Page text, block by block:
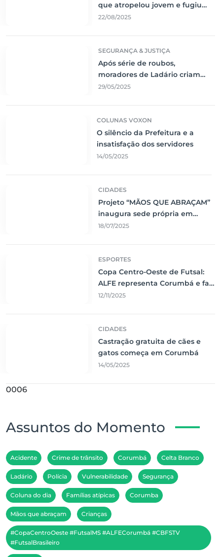
que atropelou jovem e fugiu
sem prestar socorro
22/08/2025
SEGURANÇA & JUSTIÇA
Após série de roubos,
moradores de Ladário criam
rede de segurança comunitária
29/05/2025
COLUNAS VOXON
O silêncio da Prefeitura e a
insatisfação dos servidores
14/05/2025
CIDADES
Projeto “MÃOS QUE ABRAÇAM”
inaugura sede própria em
Corumbá
18/07/2025
ESPORTES
Copa Centro-Oeste de Futsal:
ALFE representa Corumbá e faz
jogo emocionante contra o Vila
12/11/2025
CIDADES
Castração gratuita de cães e
gatos começa em Corumbá
14/05/2025
0006
Assuntos do Momento
Acidente Crime de trânsito Corumbá Celta Branco
Ladário Polícia Vulnerabilidade Segurança
Coluna do dia Famílias atípicas Corumba
Mãos que abraçam Crianças
#CopaCentroOeste #FutsalMS #ALFECorumbá #CBFSTV
#FutsalBrasileiro